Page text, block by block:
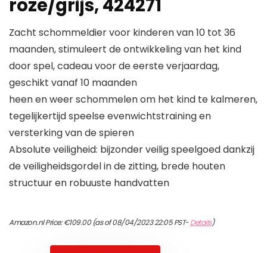
roze/grijs, 424271
Zacht schommeldier voor kinderen van 10 tot 36
maanden, stimuleert de ontwikkeling van het kind
door spel, cadeau voor de eerste verjaardag,
geschikt vanaf 10 maanden
heen en weer schommelen om het kind te kalmeren,
tegelijkertijd speelse evenwichtstraining en
versterking van de spieren
Absolute veiligheid: bijzonder veilig speelgoed dankzij
de veiligheidsgordel in de zitting, brede houten
structuur en robuuste handvatten
Amazon.nl Price:€109.00(as of 08/04/2023 22:05 PST-Details)